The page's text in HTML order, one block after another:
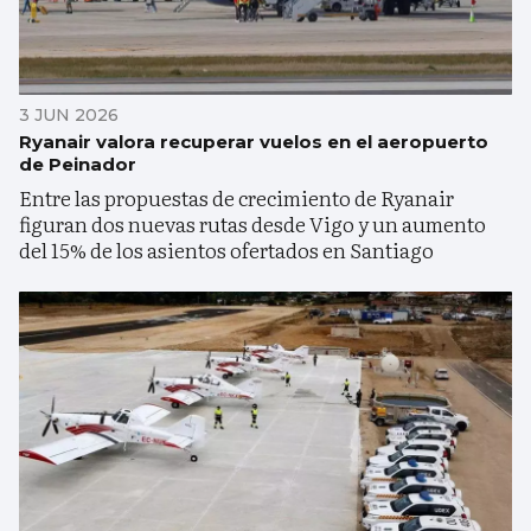
3 JUN 2026
Ryanair valora recuperar vuelos en el aeropuerto
de Peinador
Entre las propuestas de crecimiento de Ryanair
figuran dos nuevas rutas desde Vigo y un aumento
del 15% de los asientos ofertados en Santiago